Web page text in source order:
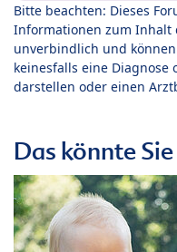
Bitte beachten: Dieses
Informationen zum Inhalt
unverbindlich und
keinesfalls eine
darstellen oder einen
Das könnte